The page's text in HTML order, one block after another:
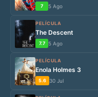
7 5 Ago
PELÍCULA
The Descent
7.7 5 Ago
PELÍCULA
Enola Holmes 3
5.6 30 Jul